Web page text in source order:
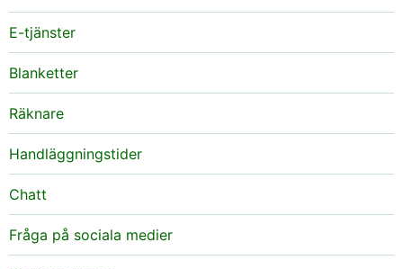
E-tjänster
Blanketter
Räknare
Handläggningstider
Chatt
Fråga på sociala medier